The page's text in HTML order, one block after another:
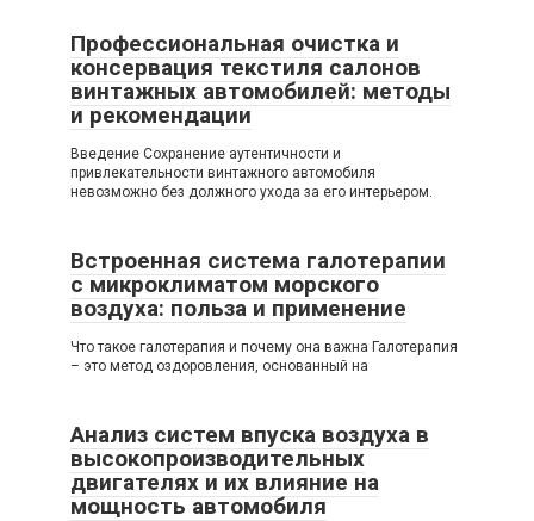
Профессиональная очистка и
консервация текстиля салонов
винтажных автомобилей: методы
и рекомендации
Введение Сохранение аутентичности и
привлекательности винтажного автомобиля
невозможно без должного ухода за его интерьером.
Встроенная система галотерапии
с микроклиматом морского
воздуха: польза и применение
Что такое галотерапия и почему она важна Галотерапия
– это метод оздоровления, основанный на
Анализ систем впуска воздуха в
высокопроизводительных
двигателях и их влияние на
мощность автомобиля